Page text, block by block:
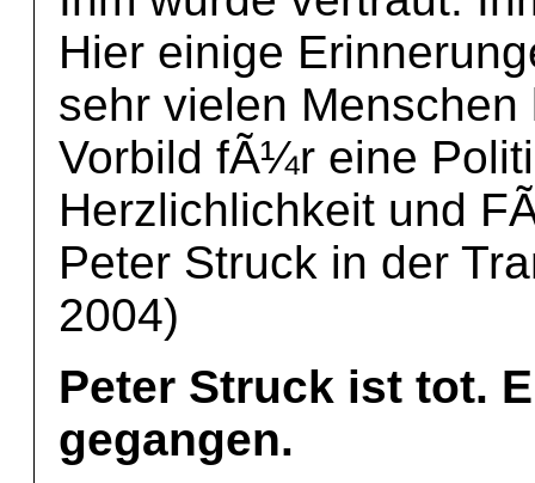
Hier einige
sehr vielen
Vorbild fÃ¼r eine
Herzlichlichkeit und
Peter Struck in der
2004)
Peter Struck ist tot.
gegangen.